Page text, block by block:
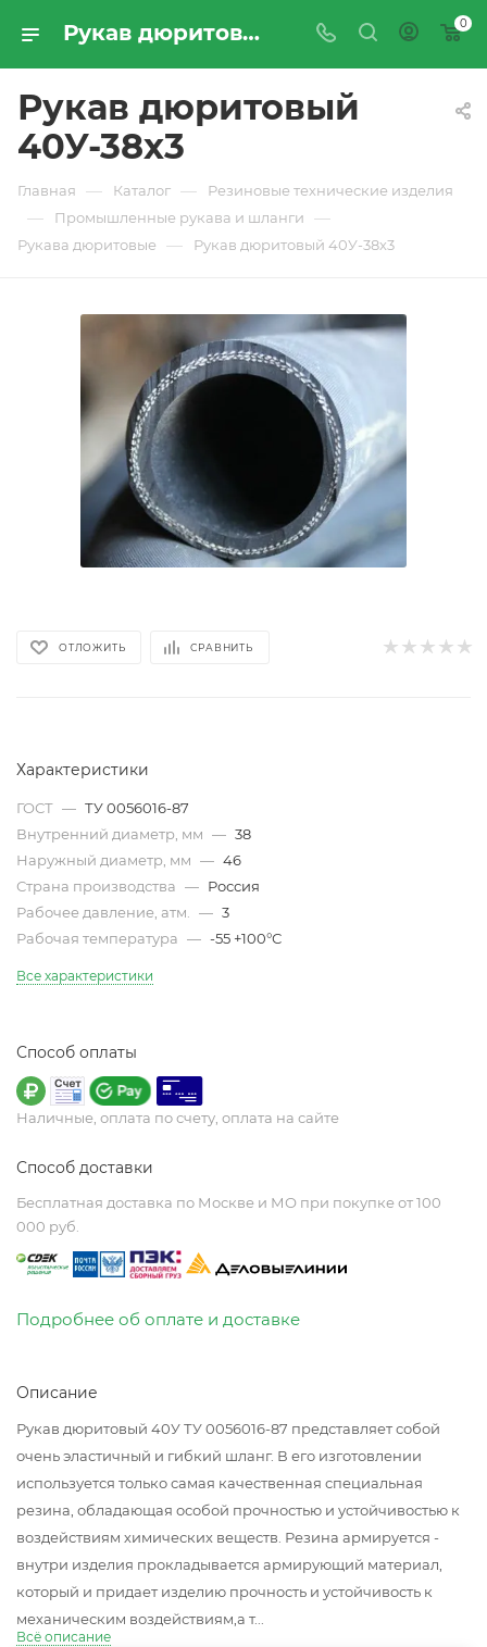
Рукав дюритовый 40У-38х3 - купить по цене производителя с доставкой по Москве и России | ПРОМРЕСУРССЕРВИС 0
Рукав дюритовый
40У-38х3
Главная — Каталог — Резиновые технические изделия
— Промышленные рукава и шланги —
Рукава дюритовые — Рукав дюритовый 40У-38х3
ОТЛОЖИТЬ СРАВНИТЬ
Характеристики
ГОСТ — ТУ 0056016-87
Внутренний диаметр, мм — 38
Наружный диаметр, мм — 46
Страна производства — Россия
Рабочее давление, атм. — 3
Рабочая температура — -55 +100°С
Все характеристики
Способ оплаты
Наличные, оплата по счету, оплата на сайте
Способ доставки
Бесплатная доставка по Москве и МО при покупке от 100
000 руб.
Подробнее об оплате и доставке
Описание
Рукав дюритовый 40У ТУ 0056016-87 представляет собой
очень эластичный и гибкий шланг. В его изготовлении
используется только самая качественная специальная
резина, обладающая особой прочностью и устойчивостью к
воздействиям химических веществ. Резина армируется -
внутри изделия прокладывается армирующий материал,
который и придает изделию прочность и устойчивость к
механическим воздействиям,а т...
Всё описание